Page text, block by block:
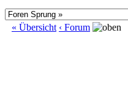
« Übersicht ‹ Forum